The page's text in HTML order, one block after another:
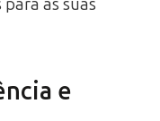
as suas
e